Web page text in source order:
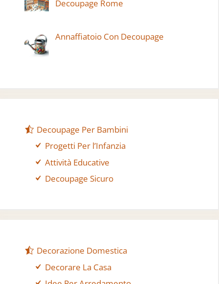
Decoupage Rome
Annaffiatoio Con Decoupage
Decoupage Per Bambini
Progetti Per l’Infanzia
Attività Educative
Decoupage Sicuro
Decorazione Domestica
Decorare La Casa